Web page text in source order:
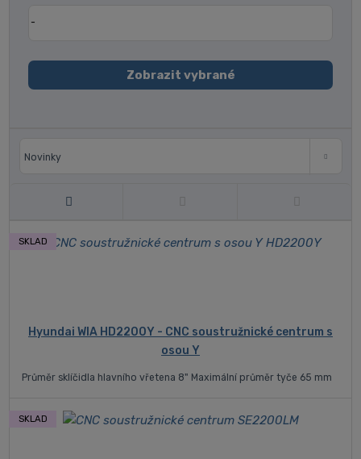
Zobrazit vybrané
Novinky
Hyundai WIA HD2200Y - CNC soustružnické centrum s
osou Y
SKLAD
Průměr sklíčidla hlavního vřetena 8" Maximální průměr tyče 65 mm
SKLAD